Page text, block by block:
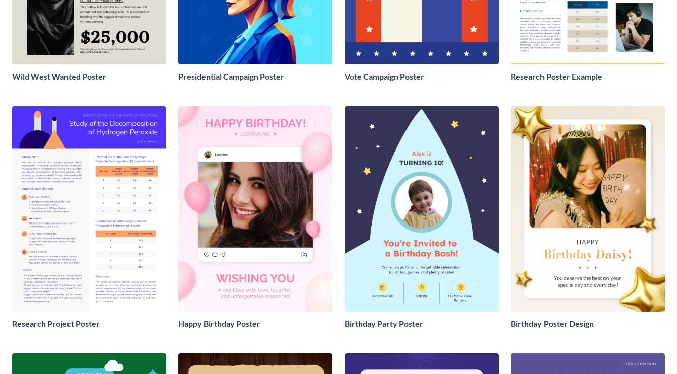
Wild West Wanted Poster Presidential Campaign Poster Vote Campaign Poster Research Poster Example
Research Project Poster Happy Birthday Poster Birthday Party Poster Birthday Poster Design